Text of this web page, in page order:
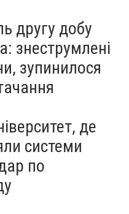
другу добу
знеструмлені
зупинилося
де
системи
по